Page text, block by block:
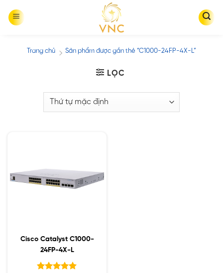
Trang chủ / Sản phẩm được gắn thẻ “C1000-24FP-4X-L”
LỌC
Cisco Catalyst C1000-
24FP-4X-L